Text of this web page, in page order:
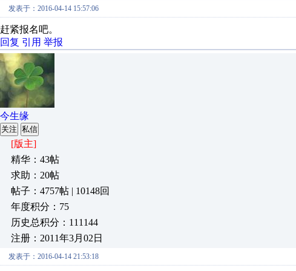
发表于：2016-04-14 15:57:06
赶紧报名吧。
回复 引用 举报
今生缘
关注 私信
[版主]
精华：43帖
求助：20帖
帖子：4757帖 | 10148回
年度积分：75
历史总积分：111144
注册：2011年3月02日
发表于：2016-04-14 21:53:18